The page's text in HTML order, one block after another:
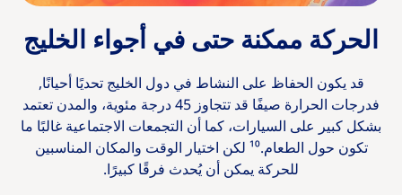
الحركة ممكنة حتى في أجواء الخليج
قد يكون الحفاظ على النشاط في دول الخليج تحديًا أحيانًا,
فدرجات الحرارة صيفًا قد تتجاوز 45 درجة مئوية، والمدن تعتمد
بشكل كبير على السيارات، كما أن التجمعات الاجتماعية غالبًا ما
تكون حول الطعام.¹⁰ لكن اختيار الوقت والمكان المناسبين
للحركة يمكن أن يُحدث فرقًا كبيرًا.